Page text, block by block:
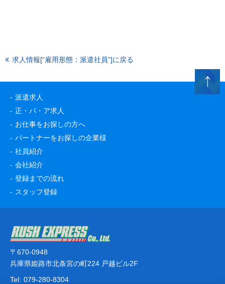
求人情報[“雇用形態：派遣社員”]に戻る
派遣求人
正・パ・ア求人
お仕事をお探しの方へ
パートナーをお探しの企業様
社員紹介
会社紹介
登録までの流れ
スタッフ登録
〒670-0948
兵庫県姫路市北条宮の町224 戸越ビル2F
Tel: 079-280-8304